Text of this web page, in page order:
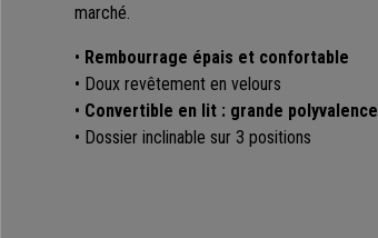
marché.
• Rembourrage épais et confortable
• Doux revêtement en velours
• Convertible en lit : grande polyvalence
• Dossier inclinable sur 3 positions